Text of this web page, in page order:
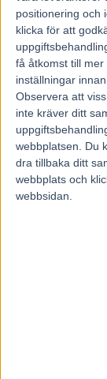
positionering och
klicka för att
få åtkomst till
inställningar
Observera att
inte kräver ditt
webbplatsen. Du
dra tillbaka ditt
webbplats och
webbsidan.
bra
sedan hon var
ledningen. Det
får vara med
ledningen
Klicka här för
Ladda ner
Ola Johansson,